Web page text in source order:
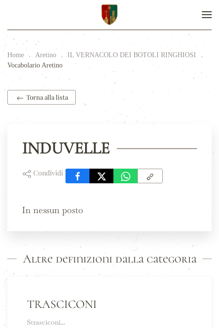
Home Aretino
IL VERNACOLO DEI BOTOLI RINGHIOSI
Vocabolario Aretino
Torna alla lista
INDUVELLE
Condividi
In nessun posto
Altre definizioni dalla categoria
TRASCICONI
Strasciconi...